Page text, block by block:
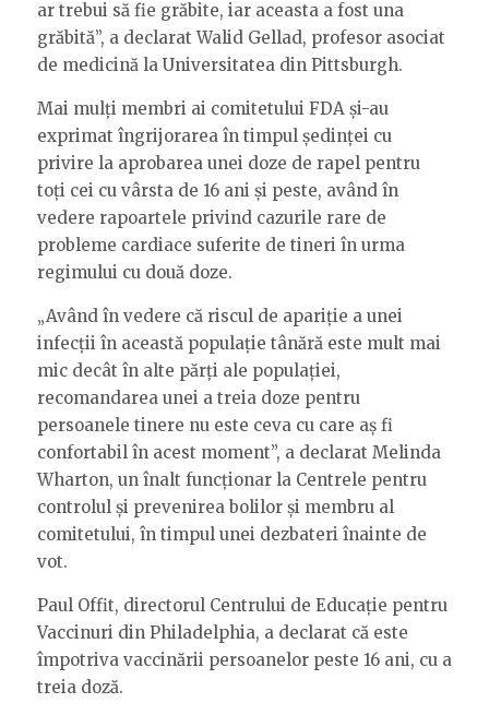
ar trebui să fie grăbite, iar aceasta a fost una
grăbită”, a declarat Walid Gellad, profesor asociat
de medicină la Universitatea din Pittsburgh.
Mai mulți membri ai comitetului FDA și-au
exprimat îngrijorarea în timpul ședinței cu
privire la aprobarea unei doze de rapel pentru
toți cei cu vârsta de 16 ani și peste, având în
vedere rapoartele privind cazurile rare de
probleme cardiace suferite de tineri în urma
regimului cu două doze.
„Având în vedere că riscul de apariție a unei
infecții în această populație tânără este mult mai
mic decât în alte părți ale populației,
recomandarea unei a treia doze pentru
persoanele tinere nu este ceva cu care aș fi
confortabil în acest moment”, a declarat Melinda
Wharton, un înalt funcționar la Centrele pentru
controlul și prevenirea bolilor și membru al
comitetului, în timpul unei dezbateri înainte de
vot.
Paul Offit, directorul Centrului de Educație pentru
Vaccinuri din Philadelphia, a declarat că este
împotriva vaccinării persoanelor peste 16 ani, cu a
treia doză.